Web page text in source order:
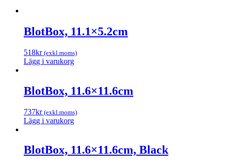
BlotBox, 11.1×5.2cm
518kr (exkl.moms)
Lägg i varukorg
BlotBox, 11.6×11.6cm
737kr (exkl.moms)
Lägg i varukorg
BlotBox, 11.6×11.6cm, Black